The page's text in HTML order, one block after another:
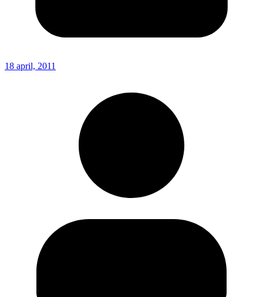
18 april, 2011